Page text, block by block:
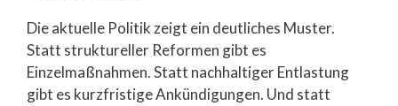
Die aktuelle Politik zeigt ein deutliches Muster.
Statt struktureller Reformen gibt es
Einzelmaßnahmen. Statt nachhaltiger Entlastung
gibt es kurzfristige Ankündigungen. Und statt